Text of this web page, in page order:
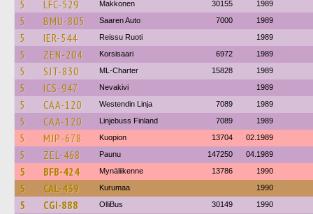
5 LFC-529 Makkonen 30155 1989
5 BMU-805 Saaren Auto 7000 1989
5 IER-544 Reissu Ruoti 1989
5 ZEN-204 Korsisaari 6972 1989
5 SJT-830 ML-Charter 15828 1989
5 ICS-947 Nevakivi 1989
5 CAA-120 Westendin Linja 7089 1989
5 CAA-120 Linjebuss Finland 7089 1989
5 MJP-678 Kuopion 13704 02.1989
5 ZEL-468 Paunu 147250 04.1989
5 BFB-424 Mynäliikenne 13786 1990
5 CAL-439 Kurumaa 1990
5 CGI-888 OlliBus 30149 1990